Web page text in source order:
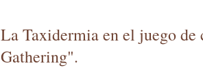
La Taxidermia en el juego
Gathering".